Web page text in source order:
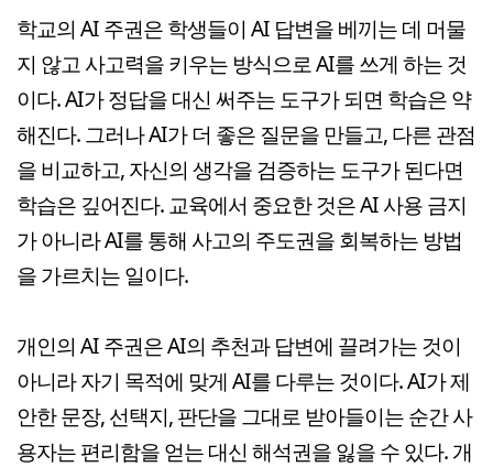
학교의 AI 주권은 학생들이 AI 답변을 베끼는 데 머물
지 않고 사고력을 키우는 방식으로 AI를 쓰게 하는 것
이다. AI가 정답을 대신 써주는 도구가 되면 학습은 약
해진다. 그러나 AI가 더 좋은 질문을 만들고, 다른 관점
을 비교하고, 자신의 생각을 검증하는 도구가 된다면
학습은 깊어진다. 교육에서 중요한 것은 AI 사용 금지
가 아니라 AI를 통해 사고의 주도권을 회복하는 방법
을 가르치는 일이다.
개인의 AI 주권은 AI의 추천과 답변에 끌려가는 것이
아니라 자기 목적에 맞게 AI를 다루는 것이다. AI가 제
안한 문장, 선택지, 판단을 그대로 받아들이는 순간 사
용자는 편리함을 얻는 대신 해석권을 잃을 수 있다. 개